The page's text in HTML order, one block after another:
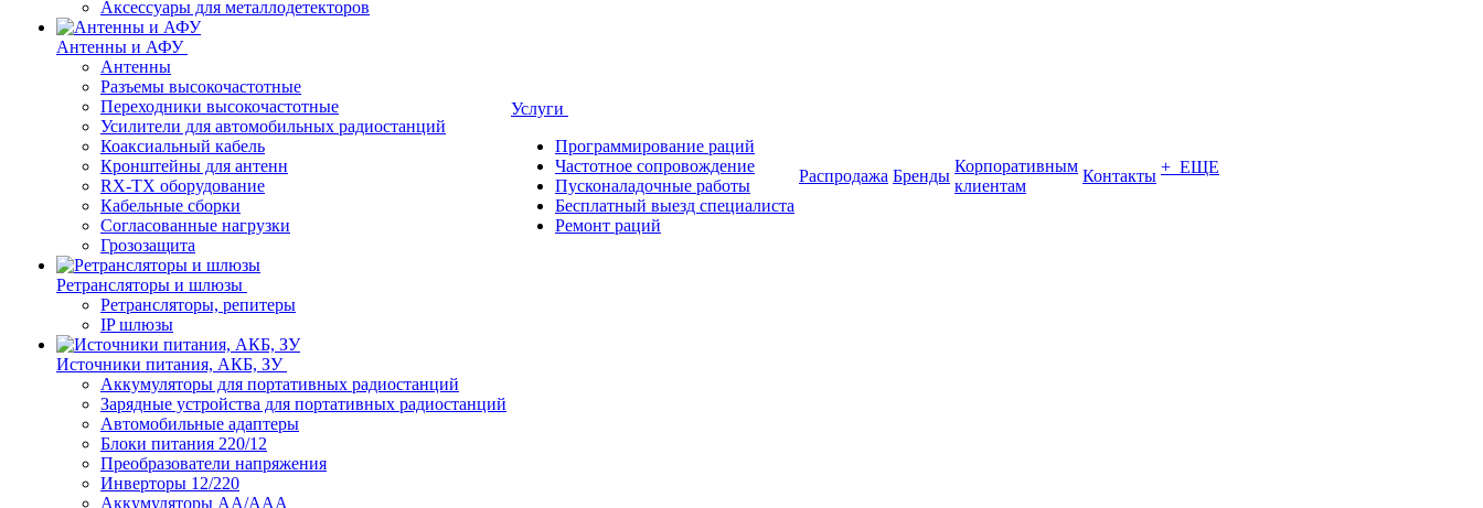
Аксессуары для металлодетекторов
Антенны и АФУ
Антенны
Разъемы высокочастотные
Переходники высокочастотные
Усилители для автомобильных радиостанций
Коаксиальный кабель
Кронштейны для антенн
RX-TX оборудование
Кабельные сборки
Согласованные нагрузки
Грозозащита
Ретрансляторы и шлюзы
Ретрансляторы, репитеры
IP шлюзы
Источники питания, АКБ, ЗУ
Аккумуляторы для портативных радиостанций
Зарядные устройства для портативных радиостанций
Автомобильные адаптеры
Блоки питания 220/12
Преобразователи напряжения
Инверторы 12/220
Аккумуляторы АА/ААА
Услуги
Программирование раций
Частотное сопровождение
Пусконаладочные работы
Бесплатный выезд специалиста
Ремонт раций
Распродажа Бренды
Корпоративным
клиентам
Контакты + ЕЩЕ